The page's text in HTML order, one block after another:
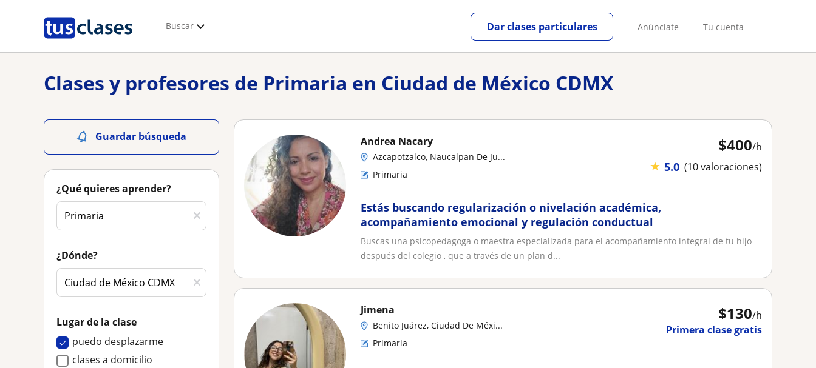
Buscar Anúnciate Tu cuenta
Dar clases particulares
Clases y profesores de Primaria en Ciudad de México CDMX
Guardar búsqueda
¿Qué quieres aprender?
¿Dónde?
Lugar de la clase
puedo desplazarme
clases a domicilio
$400/h
★ 5.0 (10 valoraciones)
Andrea Nacary
Azcapotzalco, Naucalpan De Ju...
Primaria
Estás buscando regularización o nivelación académica,
acompañamiento emocional y regulación conductual
Buscas una psicopedagoga o maestra especializada para el acompañamiento integral de tu hijo
después del colegio , que a través de un plan d...
$130/h
Primera clase gratis
Jimena
Benito Juárez, Ciudad De Méxi...
Primaria